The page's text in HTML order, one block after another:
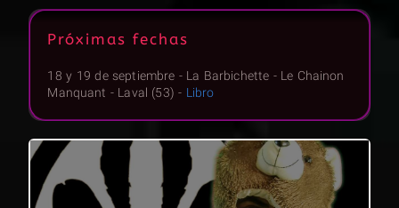
Próximas fechas
18 y 19 de septiembre - La Barbichette - Le Chainon
Manquant - Laval (53) - Libro